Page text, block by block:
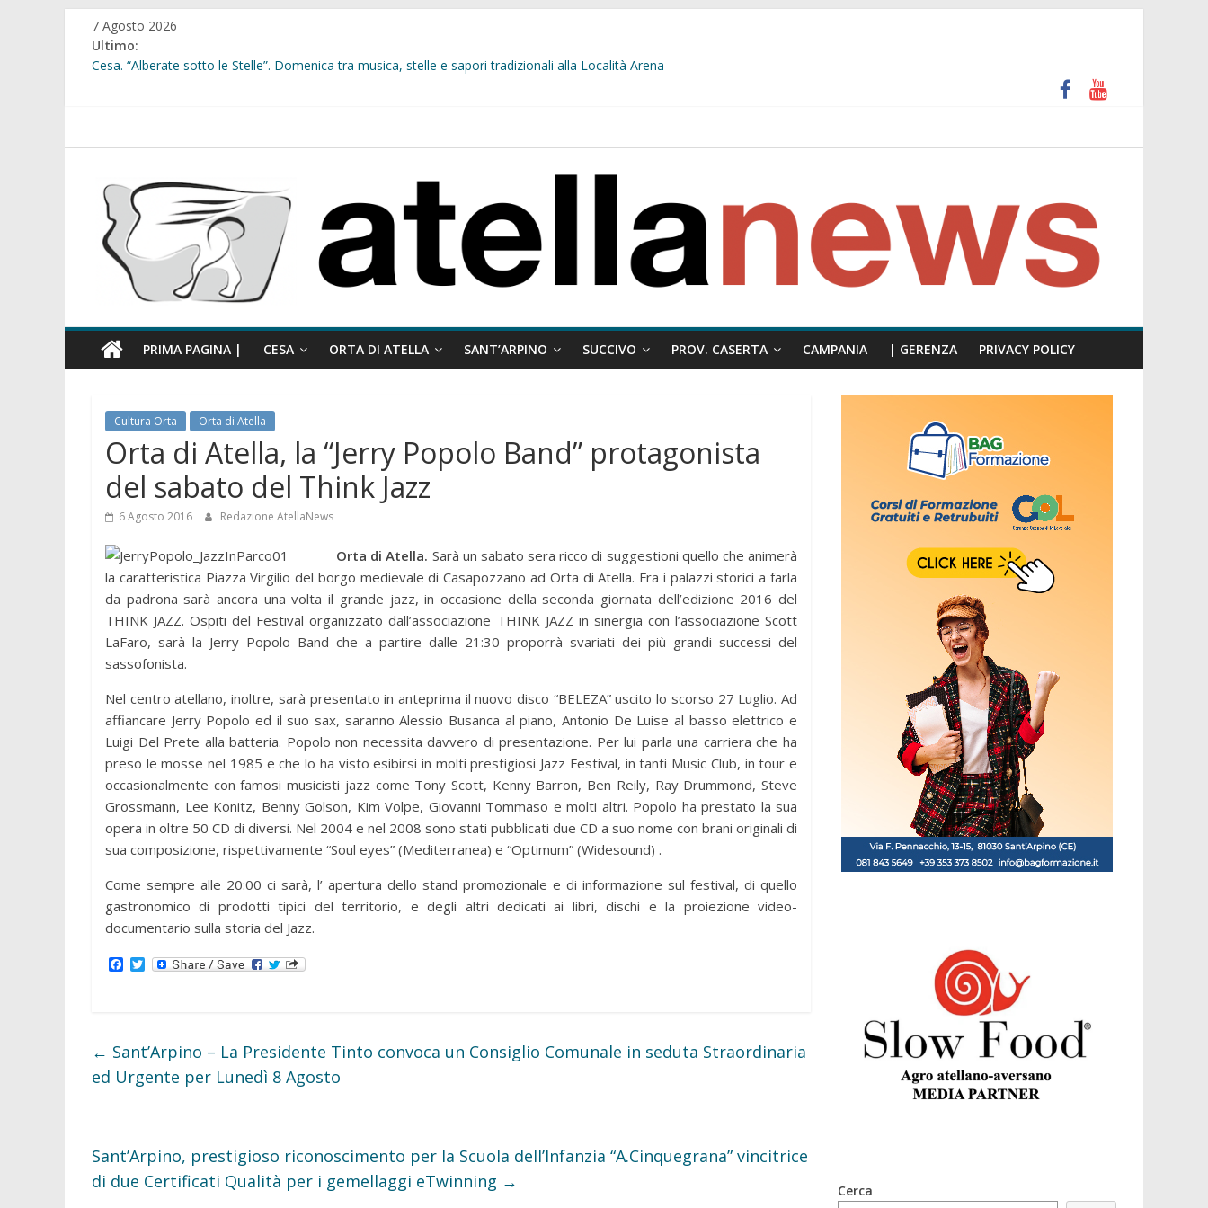
Salta
contenuto
7 Agosto 2026
Ultimo:
Cesa. “Alberate sotto le Stelle”. Domenica tra musica, stelle e sapori tradizionali alla Località Arena
Sant’Arpino. Consiglio comunale del 29 luglio, il gruppo misto:”La verità dei fatti, le bugie hanno le gambe corte. Altro che presunti insulti sessisti, parla il video del consiglio
atellanews.it
PRIMA PAGINA | CESA ORTA DI ATELLA SANT’ARPINO SUCCIVO PROV. CASERTA CAMPANIA | GERENZA PRIVACY POLICY
Cultura Orta Orta di Atella
Orta di Atella, la “Jerry Popolo Band” protagonista
del sabato del Think Jazz
6 Agosto 2016 Redazione AtellaNews
Orta di Atella. Sarà un sabato sera ricco di suggestioni quello che animerà
la caratteristica Piazza Virgilio del borgo medievale di Casapozzano ad Orta di Atella. Fra i palazzi storici a farla
da padrona sarà ancora una volta il grande jazz, in occasione della seconda giornata dell’edizione 2016 del
THINK JAZZ. Ospiti del Festival organizzato dall’associazione THINK JAZZ in sinergia con l’associazione Scott
LaFaro, sarà la Jerry Popolo Band che a partire dalle 21:30 proporrà svariati dei più grandi successi del
sassofonista.
Nel centro atellano, inoltre, sarà presentato in anteprima il nuovo disco “BELEZA” uscito lo scorso 27 Luglio. Ad
affiancare Jerry Popolo ed il suo sax, saranno Alessio Busanca al piano, Antonio De Luise al basso elettrico e
Luigi Del Prete alla batteria. Popolo non necessita davvero di presentazione. Per lui parla una carriera che ha
preso le mosse nel 1985 e che lo ha visto esibirsi in molti prestigiosi Jazz Festival, in tanti Music Club, in tour e
occasionalmente con famosi musicisti jazz come Tony Scott, Kenny Barron, Ben Reily, Ray Drummond, Steve
Grossmann, Lee Konitz, Benny Golson, Kim Volpe, Giovanni Tommaso e molti altri. Popolo ha prestato la sua
opera in oltre 50 CD di diversi. Nel 2004 e nel 2008 sono stati pubblicati due CD a suo nome con brani originali di
sua composizione, rispettivamente “Soul eyes” (Mediterranea) e “Optimum” (Widesound) .
Come sempre alle 20:00 ci sarà, l’ apertura dello stand promozionale e di informazione sul festival, di quello
gastronomico di prodotti tipici del territorio, e degli altri dedicati ai libri, dischi e la proiezione video-
documentario sulla storia del Jazz.
o
T
r
← Sant’Arpino – La Presidente Tinto convoca un Consiglio Comunale in seduta Straordinaria
ed Urgente per Lunedì 8 Agosto
Sant’Arpino, prestigioso riconoscimento per la Scuola dell’Infanzia “A.Cinquegrana” vincitrice
di due Certificati Qualità per i gemellaggi eTwinning →
Cerca